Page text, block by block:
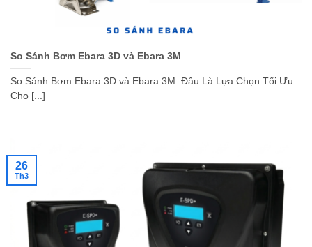
So Sánh Bơm Ebara 3D và Ebara 3M
So Sánh Bơm Ebara 3D và Ebara 3M: Đâu Là Lựa Chọn Tối Ưu
Cho [...]
26
Th3